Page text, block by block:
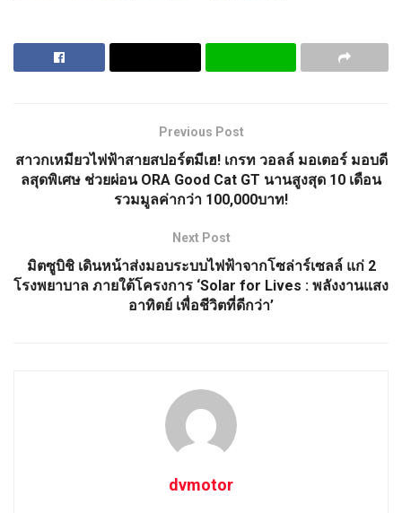
Previous Post
สาวกเหมียวไฟฟ้าสายสปอร์ตมีเฮ! เกรท วอลล์ มอเตอร์ มอบดี
ลสุดพิเศษ ช่วยผ่อน ORA Good Cat GT นานสูงสุด 10 เดือน
รวมมูลค่ากว่า 100,000บาท!
Next Post
มิตซูบิชิ เดินหน้าส่งมอบระบบไฟฟ้าจากโซล่าร์เซลล์ แก่ 2
โรงพยาบาล ภายใต้โครงการ ‘Solar for Lives : พลังงานแสง
อาทิตย์ เพื่อชีวิตที่ดีกว่า’
dvmotor